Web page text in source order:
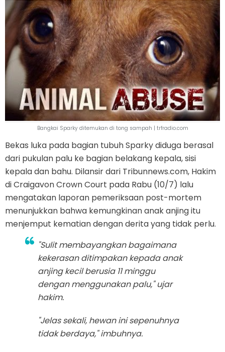
Bangkai Sparky ditemukan di tong sampah | trfradio.com
Bekas luka pada bagian tubuh Sparky diduga berasal
dari pukulan palu ke bagian belakang kepala, sisi
kepala dan bahu. Dilansir dari Tribunnews.com, Hakim
di Craigavon Crown Court pada Rabu (10/7) lalu
mengatakan laporan pemeriksaan post-mortem
menunjukkan bahwa kemungkinan anak anjing itu
menjemput kematian dengan derita yang tidak perlu.
"Sulit membayangkan bagaimana
kekerasan ditimpakan kepada anak
anjing kecil berusia 11 minggu
dengan menggunakan palu," ujar
hakim.
"Jelas sekali, hewan ini sepenuhnya
tidak berdaya," imbuhnya.